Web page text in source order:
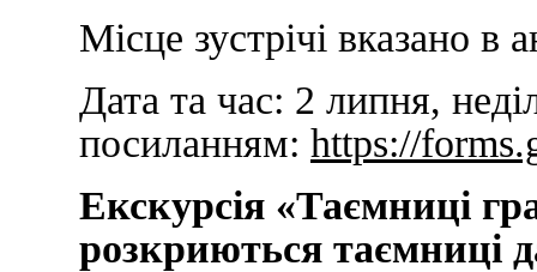
Місце зустрічі вказано в
Дата та час: 2 липня,
посиланням: https://
Екскурсія «Таємниці
розкриються таємниці